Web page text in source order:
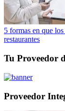
5 formas en que
restaurantes
Tu Proveedor
Proveedor